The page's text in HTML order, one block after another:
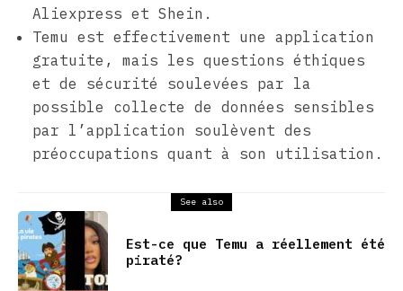
Aliexpress et Shein.
Temu est effectivement une application
gratuite, mais les questions éthiques
et de sécurité soulevées par la
possible collecte de données sensibles
par l’application soulèvent des
préoccupations quant à son utilisation.
See also
Est-ce que Temu a réellement été
piraté?